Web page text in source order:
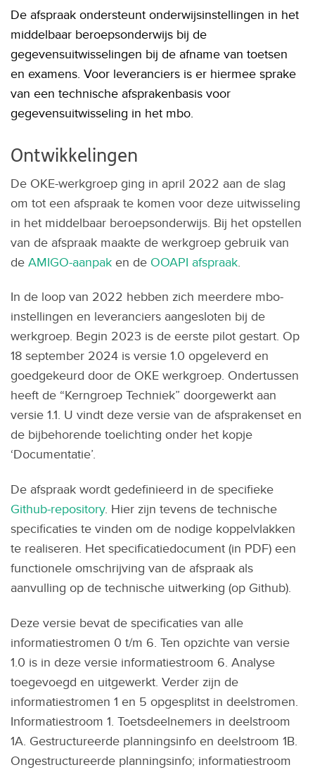
De afspraak ondersteunt onderwijsinstellingen in het
middelbaar beroepsonderwijs bij de
gegevensuitwisselingen bij de afname van toetsen
en examens. Voor leveranciers is er hiermee sprake
van een technische afsprakenbasis voor
gegevensuitwisseling in het mbo.
Ontwikkelingen
De OKE-werkgroep ging in april 2022 aan de slag
om tot een afspraak te komen voor deze uitwisseling
in het middelbaar beroepsonderwijs. Bij het opstellen
van de afspraak maakte de werkgroep gebruik van
de AMIGO-aanpak en de OOAPI afspraak.
In de loop van 2022 hebben zich meerdere mbo-
instellingen en leveranciers aangesloten bij de
werkgroep. Begin 2023 is de eerste pilot gestart. Op
18 september 2024 is versie 1.0 opgeleverd en
goedgekeurd door de OKE werkgroep. Ondertussen
heeft de “Kerngroep Techniek” doorgewerkt aan
versie 1.1. U vindt deze versie van de afsprakenset en
de bijbehorende toelichting onder het kopje
‘Documentatie’.
De afspraak wordt gedefinieerd in de specifieke
Github-repository. Hier zijn tevens de technische
specificaties te vinden om de nodige koppelvlakken
te realiseren. Het specificatiedocument (in PDF) een
functionele omschrijving van de afspraak als
aanvulling op de technische uitwerking (op Github).
Deze versie bevat de specificaties van alle
informatiestromen 0 t/m 6. Ten opzichte van versie
1.0 is in deze versie informatiestroom 6. Analyse
toegevoegd en uitgewerkt. Verder zijn de
informatiestromen 1 en 5 opgesplitst in deelstromen.
Informatiestroom 1. Toetsdeelnemers in deelstroom
1A. Gestructureerde planningsinfo en deelstroom 1B.
Ongestructureerde planningsinfo; informatiestroom